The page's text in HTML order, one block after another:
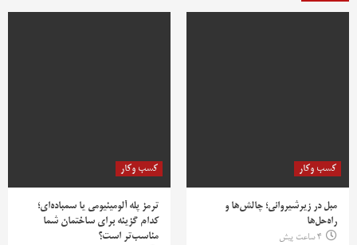
کسب وکار
مبل در زیرشیروانی؛ چالش‌ها و
راه‌حل‌ها
4 ساعت پیش
کسب وکار
ترمز پله آلومینیومی یا سمباده‌ای؛
کدام گزینه برای ساختمان شما
مناسب‌تر است؟